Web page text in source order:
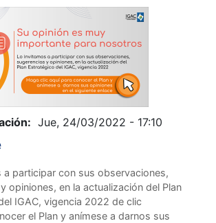
Jue, 24/03/2022 - 17:10
a participar con sus observaciones,
opiniones, en la actualización del Plan
IGAC, vigencia 2022 de clic
el Plan y anímese a darnos sus